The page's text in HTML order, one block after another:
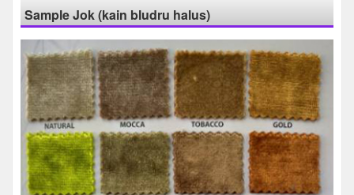
Sample Jok (kain bludru halus)